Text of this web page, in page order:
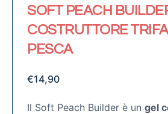
SOFT PEACH
COSTRUTTORE
PESCA
€14,90
Il Soft Peach Builder è un gel